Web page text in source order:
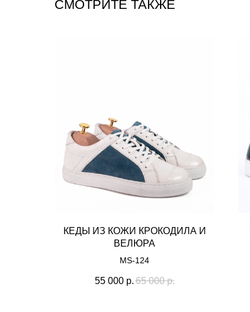
СМОТРИТЕ ТАКЖЕ
КЕДЫ ИЗ КОЖИ КРОКОДИЛА И
ВЕЛЮРА
МS-124
55 000 р. 65 000 р.